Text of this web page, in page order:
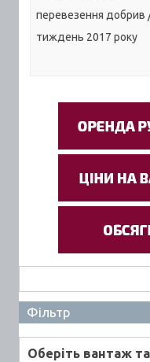
перевезення добрив
тиждень 2017 року
Фільтр
Оберiть вантаж